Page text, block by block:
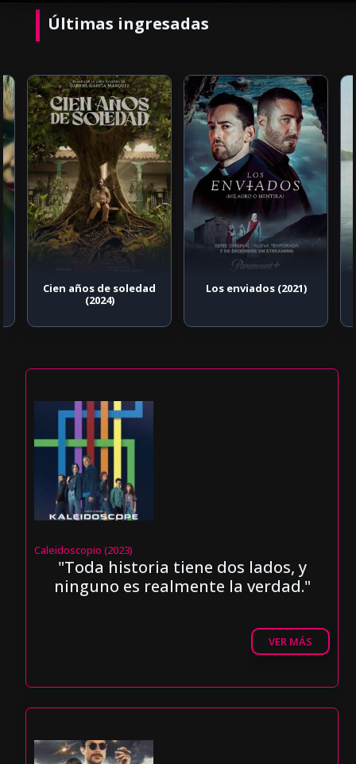
Últimas ingresadas
Cien años de soledad
(2024)
Los enviados (2021)
Caleidoscopio (2023)
"Toda historia tiene dos lados, y
ninguno es realmente la verdad."
VER MÁS